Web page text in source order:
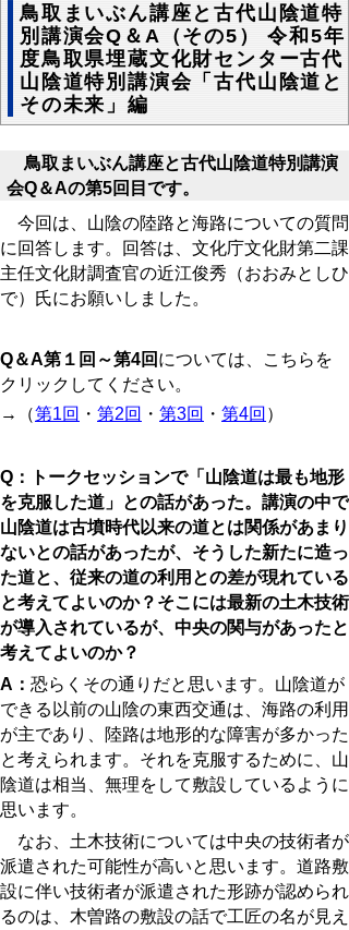
鳥取まいぶん講座と古代山陰道特
別講演会Q＆A（その5） 令和5年
度鳥取県埋蔵文化財センター古代
山陰道特別講演会「古代山陰道と
その未来」編
鳥取まいぶん講座と古代山陰道特別講演
会Q＆Aの第5回目です。
今回は、山陰の陸路と海路についての質問
に回答します。回答は、文化庁文化財第二課
主任文化財調査官の近江俊秀（おおみとしひ
で）氏にお願いしました。
Q＆A第１回～第4回 については、こちらを
クリックしてください。
→（第1回 ・ 第2回 ・ 第3回 ・ 第4回 ）
Q：トークセッションで「山陰道は最も地形
を克服した道」との話があった。講演の中で
山陰道は古墳時代以来の道とは関係があまり
ないとの話があったが、そうした新たに造っ
た道と、従来の道の利用との差が現れている
と考えてよいのか？そこには最新の土木技術
が導入されているが、中央の関与があったと
考えてよいのか？
A： 恐らくその通りだと思います。山陰道が
できる以前の山陰の東西交通は、海路の利用
が主であり、陸路は地形的な障害が多かった
と考えられます。それを克服するために、山
陰道は相当、無理をして敷設しているように
思います。
なお、土木技術については中央の技術者が
派遣された可能性が高いと思います。道路敷
設に伴い技術者が派遣された形跡が認められ
るのは、木曽路の敷設の話で工匠の名が見え